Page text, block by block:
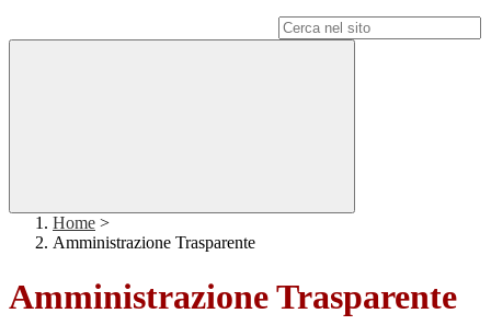
Home >
Amministrazione Trasparente
Amministrazione Trasparente